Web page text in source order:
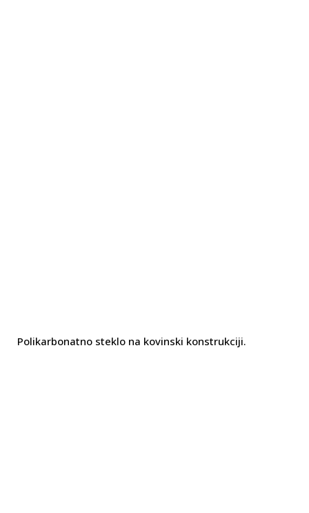
Polikarbonatno steklo na kovinski konstrukciji.